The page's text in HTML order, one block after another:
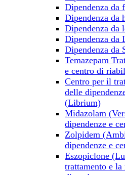
Dipendenza da
Dipendenza da
Dipendenza da
Dipendenza da
Dipendenza da
Temazepam
e centro di
Centro per il
delle
(Librium)
Midazolam
dipendenze e
Zolpidem
dipendenze e
Eszopiclone
trattamento e